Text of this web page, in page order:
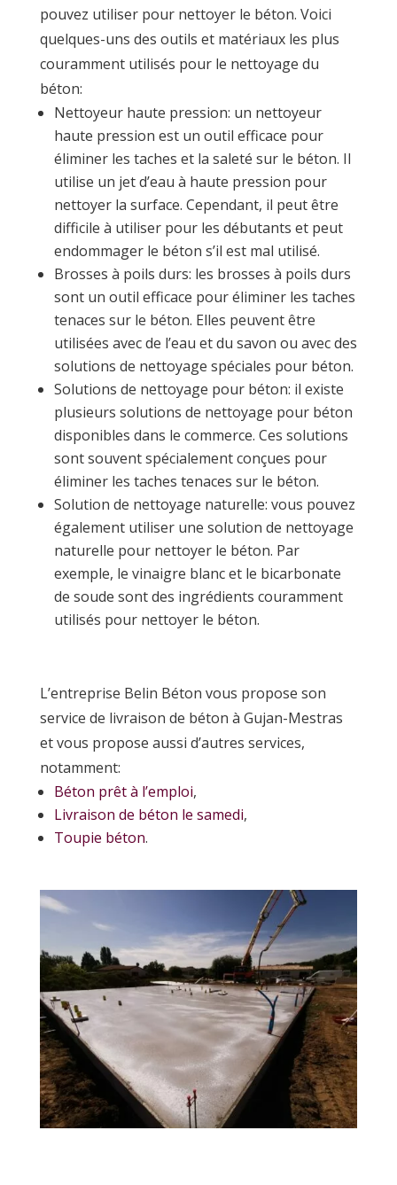
pouvez utiliser pour nettoyer le béton. Voici
quelques-uns des outils et matériaux les plus
couramment utilisés pour le nettoyage du
béton:
Nettoyeur haute pression: un nettoyeur
haute pression est un outil efficace pour
éliminer les taches et la saleté sur le béton. Il
utilise un jet d’eau à haute pression pour
nettoyer la surface. Cependant, il peut être
difficile à utiliser pour les débutants et peut
endommager le béton s’il est mal utilisé.
Brosses à poils durs: les brosses à poils durs
sont un outil efficace pour éliminer les taches
tenaces sur le béton. Elles peuvent être
utilisées avec de l’eau et du savon ou avec des
solutions de nettoyage spéciales pour béton.
Solutions de nettoyage pour béton: il existe
plusieurs solutions de nettoyage pour béton
disponibles dans le commerce. Ces solutions
sont souvent spécialement conçues pour
éliminer les taches tenaces sur le béton.
Solution de nettoyage naturelle: vous pouvez
également utiliser une solution de nettoyage
naturelle pour nettoyer le béton. Par
exemple, le vinaigre blanc et le bicarbonate
de soude sont des ingrédients couramment
utilisés pour nettoyer le béton.
L’entreprise Belin Béton vous propose son
service de livraison de béton à Gujan-Mestras
et vous propose aussi d’autres services,
notamment:
Béton prêt à l’emploi,
Livraison de béton le samedi,
Toupie béton.